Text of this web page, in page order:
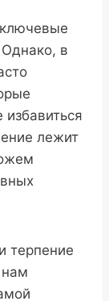
в
лежит
терпение
нам